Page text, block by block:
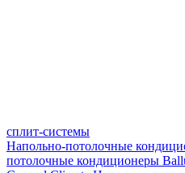
сплит-системы
Напольно-потолочные
потолочные кондиционеры